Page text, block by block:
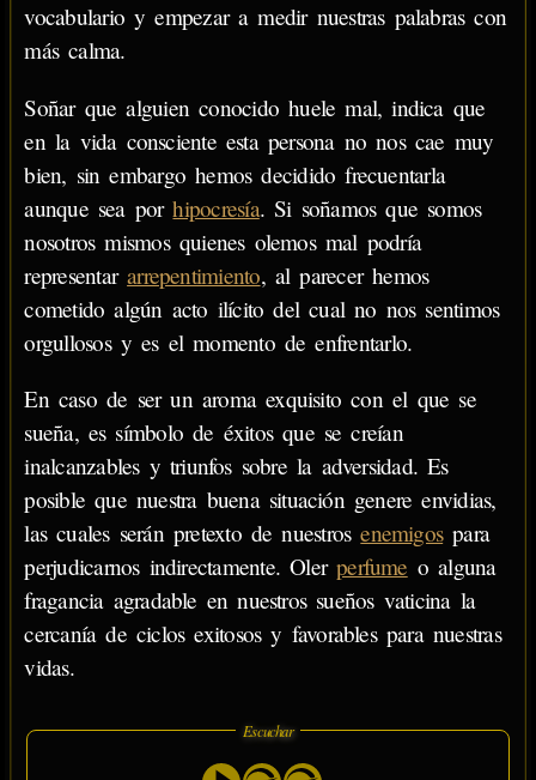
vocabulario y empezar a medir nuestras palabras con
más calma.
Soñar que alguien conocido huele mal, indica que
en la vida consciente esta persona no nos cae muy
bien, sin embargo hemos decidido frecuentarla
aunque sea porhipocresía. Si soñamos que somos
nosotros mismos quienes olemos mal podría
representararrepentimiento, al parecer hemos
cometido algún acto ilícito del cual no nos sentimos
orgullosos y es el momento de enfrentarlo.
En caso de ser un aroma exquisito con el que se
sueña, es símbolo de éxitos que se creían
inalcanzables y triunfos sobre la adversidad. Es
posible que nuestra buena situación genere envidias,
las cuales serán pretexto de nuestrosenemigospara
perjudicarnos indirectamente. Olerperfume o alguna
fragancia agradable en nuestros sueños vaticina la
cercanía de ciclos exitosos y favorables para nuestras
vidas.
Escuchar